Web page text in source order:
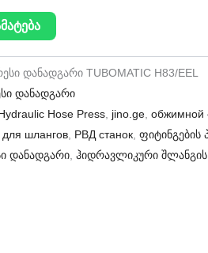
დანადგარი TUBOMATIC H83/EEL
დანადგარი
Hose Press jino.ge обжимной
для шлангов РВД станок ფიტინგების
დანადგარი ჰიდრავლიკური შლანგის